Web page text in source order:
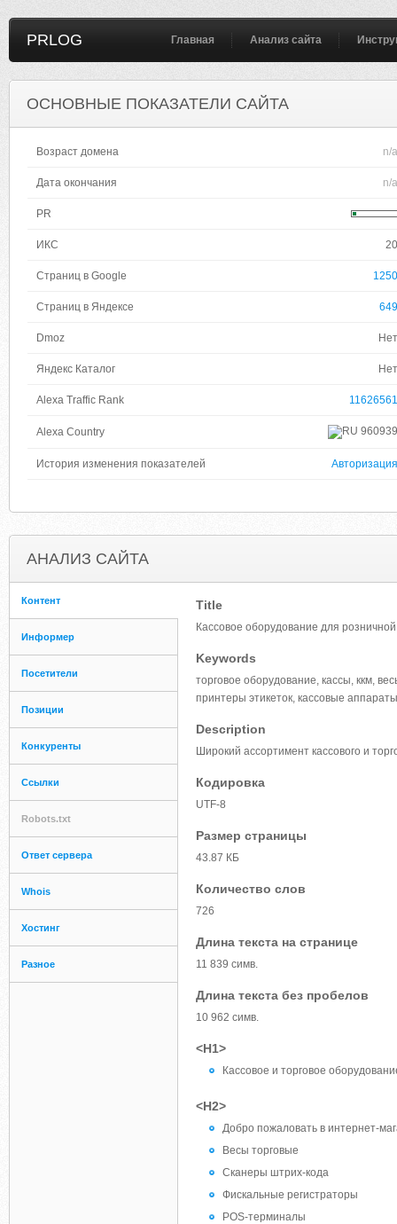
PRLOG Главная Анализ сайта
ОСНОВНЫЕ ПОКАЗАТЕЛИ САЙТА
Возраст домена n/a
Дата окончания n/a
PR
ИКС 20
Страниц в Google 1250
Страниц в Яндексе 649
Dmoz Нет
Яндекс Каталог Нет
Alexa Traffic Rank 11626561
Alexa Country 960939
История изменения показателей Авторизация
АНАЛИЗ САЙТА
Контент
Информер
Посетители
Позиции
Конкуренты
Ссылки
Robots.txt
Ответ сервера
Whois
Хостинг
Разное
Title
Кассовое оборудование для
Keywords
торговое оборудование, кассы, ккм,
принтеры этикеток, кассовые
Description
Широкий ассортимент кассового и
Кодировка
UTF-8
Размер страницы
43.87 КБ
Количество слов
726
Длина текста на странице
11 839 симв.
Длина текста без пробелов
10 962 симв.
<H1>
Кассовое и торговое
<H2>
Добро пожаловать в интернет-
Весы торговые
Сканеры штрих-кода
Фискальные регистраторы
POS-терминалы